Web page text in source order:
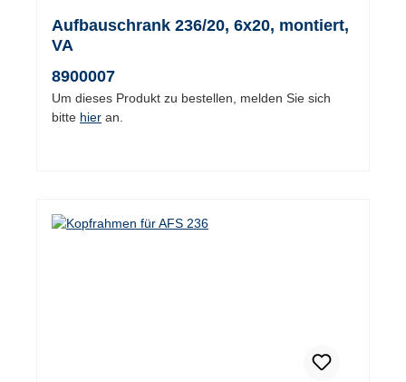
Aufbauschrank 236/20, 6x20, montiert,
VA
8900007
Um dieses Produkt zu bestellen, melden Sie sich
bitte hier an.